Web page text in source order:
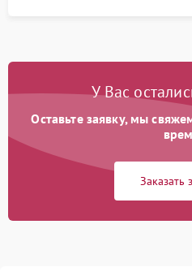
У Вас
Оставьте заявку, мы
Заказать